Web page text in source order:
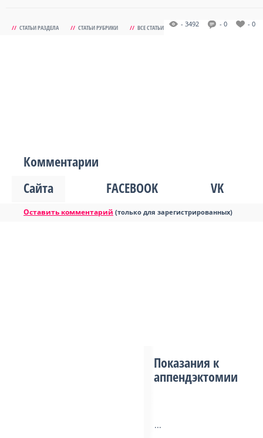
// СТАТЬИ РАЗДЕЛА // СТАТЬИ РУБРИКИ // ВСЕ СТАТЬИ - 3492 - 0 - 0
Комментарии
Сайта
FACEBOOK VK
Оставить комментарий (только для зарегистрированных)
Показания к
аппендэктомии
...